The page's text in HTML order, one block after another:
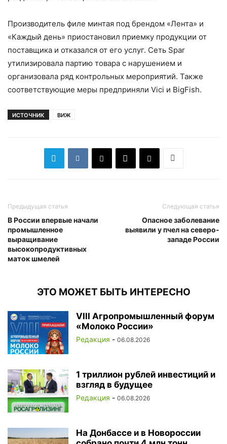
Производитель филе минтая под брендом «Лента» и
«Каждый день» приостановил приемку продукции от
поставщика и отказался от его услуг. Сеть Spar
утилизировала партию товара с нарушением и
организовала ряд контрольных мероприятий. Также
соответствующие меры предприняли Vici и BigFish.
ИСТОЧНИК ВИЖ
Предыдущая статья
В России впервые начали
промышленное
выращивание
высокопродуктивных
маток шмелей
Следующая статья
Опасное заболевание
выявили у пчел на северо-
западе России
ЭТО МОЖЕТ БЫТЬ ИНТЕРЕСНО
VIII Агропромышленный форум
«Молоко России»
Редакция - 06.08.2026
1 триллион рублей инвестиций и
взгляд в будущее
Редакция - 06.08.2026
На Донбассе и в Новороссии